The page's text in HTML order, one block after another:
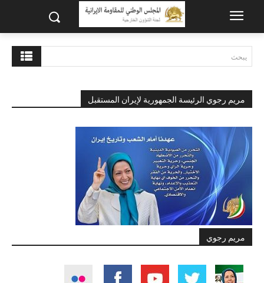
يبحث
مريم رجوي الرئيسة الجمهورية لإيران المستقبل
مريم رجوي